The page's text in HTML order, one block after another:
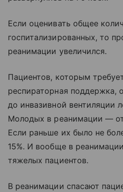
Если оценивать общее
госпитализированных, то
реанимации увеличился.
Пациентов, которым
респираторная поддержка,
до инвазивной вентиляции
Молодых в реанимации —
Если раньше их было не
15%. И вообще в
тяжелых пациентов.
В реанимации спасают